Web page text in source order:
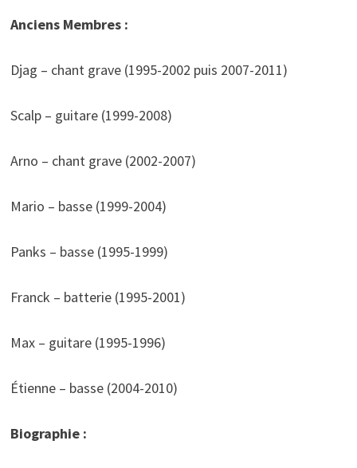
Anciens Membres :
Djag – chant grave (1995-2002 puis 2007-2011)
Scalp – guitare (1999-2008)
Arno – chant grave (2002-2007)
Mario – basse (1999-2004)
Panks – basse (1995-1999)
Franck – batterie (1995-2001)
Max – guitare (1995-1996)
Étienne – basse (2004-2010)
Biographie :